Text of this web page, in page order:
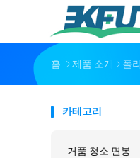
홈 제품 소개 폴
카테고리
거품 청소 면봉